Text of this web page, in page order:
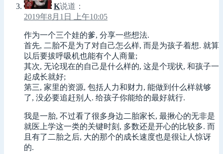
K说道：
2019年8月1日 上午10:05
作为一个三个娃的爹, 分享一些想法.
首先, 二胎不是为了对自己怎么样, 而是为孩子着想. 就算
以后要拔呼吸机也能有个人商量;
其次, 无论现在的自己是什么样的, 这是个现状, 和孩子一
起成长就好;
第三, 家里的资源, 包括人力和财力, 能做到什么样就够
了, 没必要追赶别人. 给孩子你能给的最好就行.
我是一胎, 不过看了很多身边二胎家长, 最揪心的无非是
就医上学这一类的关键时刻, 多数还是开心的比较多. 而
且有了二胎之后, 大的那个的成长速度也是很让人惊讶
的.